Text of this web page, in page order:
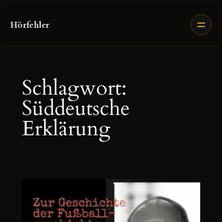
Inhalt
Hörfehler
Schlagwort:
Süddeutsche
Erklärung